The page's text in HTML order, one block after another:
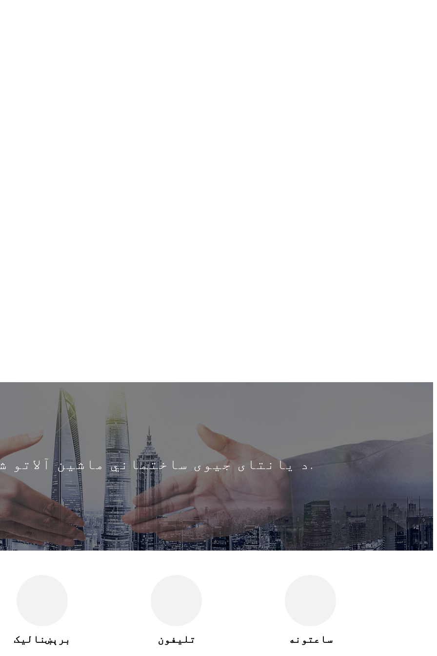
د یانتای جیوی ساختماني ماشین آلاتو شرکت، لمیټډ.
برېښنالیک تلیفون ساعتونه